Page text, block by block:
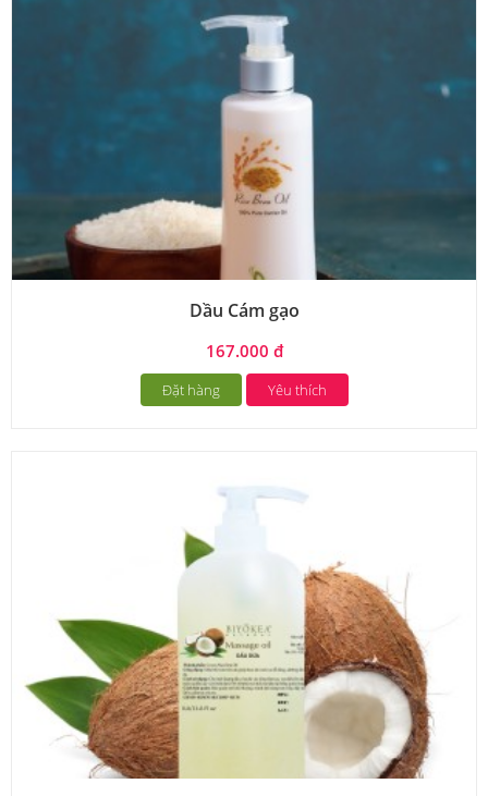
Dầu Cám gạo
167.000 đ
Đặt hàng Yêu thích